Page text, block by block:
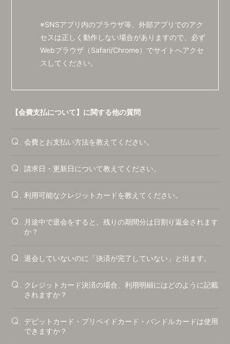
※SNSアプリ内のブラウザ等、外部アプリでのアク
セスは正しく動作しない場合がありますので、必ず
Webブラウザ（Safari/Chrome）でサイトへアクセ
スしてください。
【会費支払について】に関する他の質問
Q. 会費とお支払い方法を教えてください。
Q. 請求日・更新日について教えてください。
Q. 利用可能なクレジットカードを教えてください。
Q.
月途中で退会をすると、残りの期間分は日割り返金されます
か？
Q. 退会していないのに「決済が完了していない」と出ます。
Q. クレジットカード決済の場合、利用明細にはどのように記載
されますか？
Q. デビットカード・プリペイドカード・バンドルカードは使用
できますか？